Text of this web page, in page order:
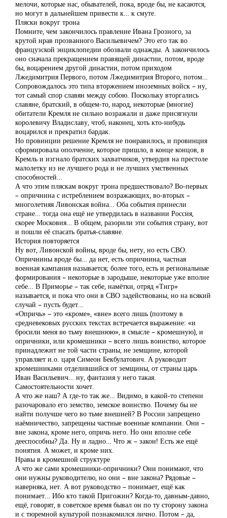
мелочи, которые нас, обывателей, пока, вроде бы, не касаются,
но могут в дальнейшем привести к… к смуте.
Пляски вокруг трона
Помните, чем закончилось правление Ивана Грозного, за
крутой нрав прозванного Васильевичем? Это его так во
французской энциклопедии обозвали однажды. А закончилось
оно сначала прекращением правящей династии, потом, вроде
бы, воцарением другой династии, потом приходом
Лжедимитрия Первого, потом Лжедимитрия Второго, потом…
Сопровождалось это типа вторжением иноземных войск – ну,
тот самый спор славян между собою. Поскольку вторгались
славяне, братский, в общем-то, народ, некоторые (многие)
обитатели Кремля не сильно возражали и даже присягнули
королевичу Владиславу, чтоб, наконец, хоть кто-нибудь
воцарился и прекратил бардак.
Но провинции решение Кремля не понравилось, и провинция
сформировала ополчение, которое пришло, в конце концов, в
Кремль и изгнало братских захватчиков, утвердив на престоле
малолетку из не лучшего рода и не лучших умственных
способностей…
А что этим пляскам вокруг трона предшествовало? Во-первых
– опричнина с истреблением возражающих, во-вторых –
многолетняя Ливонская война… Оба события принесли
стране… тогда она ещё не утвердилась в названии Россия,
скорее Московия… В общем, разорили эти события страну, вот
и пошли её спасать братья-славяне.
История повторяется
Ну вот, Ливонской войны, вроде бы, нету, но есть СВО.
Опричнины вроде бы… да нет, есть опричнина, частная
военная кампания называется; более того, есть и региональные
формирования – некоторые в зародыше, некоторые уже вполне
себе… В Приморье – так себе, намётки, отряд «Тигр»
называется, и пока что они в СВО задействованы, но на всякий
случай – пусть будет…
«Опричь» – это «кроме», «вне» всего лишь (поэтому в
средневековых русских текстах встречается выражение: «и
бросили меня во тьму внешнюю», в смысле – кромешную), и
опричники, или кромешники – всего лишь воинство, которое
принадлежит не той части страны, не земщине, которой
управляет и.о. царя Симеон Бекбулатович. А руководит
кромешниками отделившийся от земщины, от страны царь
Иван Васильевич… ну, фантазия у него такая.
Самостоятельности хочет.
А что же наш? А где-то так же… Видимо, в какой-то степени
разочаровало его земство, земское воинство. Почему бы не
найти получше чего во тьме внешней? В России запрещено
наёмничество, запрещены частные военные компании. Они –
вне закона, кроме него, опричь него. Но они вполне себе
дееспособны? Да. Ну и ладно… Что ж – закон! Есть же ещё
понятия. А может, и кроме них.
Нравы в кромешной структуре
А что же сами кромешники-опричники? Они понимают, что
они нужны руководителю, но они – вне закона? Рядовые –
наверняка, нет. А вот руководство – понимает, ещё как
понимает… Ибо кто такой Пригожин? Когда-то, давным-давно,
ещё, говорят, в советское время бывал он по ту сторону закона
и с тюремной культурой познакомился лично. Потом – да,